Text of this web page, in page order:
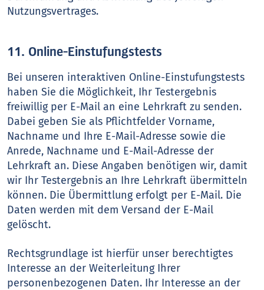
Nutzungsvertrages.
11. Online-Einstufungstests
Bei unseren interaktiven Online-Einstufungstests
haben Sie die Möglichkeit, Ihr Testergebnis
freiwillig per E-Mail an eine Lehrkraft zu senden.
Dabei geben Sie als Pflichtfelder Vorname,
Nachname und Ihre E-Mail-Adresse sowie die
Anrede, Nachname und E-Mail-Adresse der
Lehrkraft an. Diese Angaben benötigen wir, damit
wir Ihr Testergebnis an Ihre Lehrkraft übermitteln
können. Die Übermittlung erfolgt per E-Mail. Die
Daten werden mit dem Versand der E-Mail
gelöscht.
Rechtsgrundlage ist hierfür unser berechtigtes
Interesse an der Weiterleitung Ihrer
personenbezogenen Daten. Ihr Interesse an der